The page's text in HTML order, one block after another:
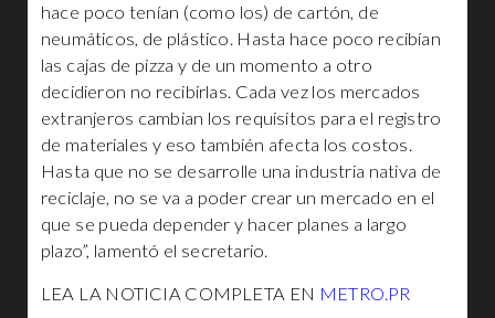
hace poco tenían (como los) de cartón, de
neumáticos, de plástico. Hasta hace poco recibían
las cajas de pizza y de un momento a otro
decidieron no recibirlas. Cada vez los mercados
extranjeros cambian los requisitos para el registro
de materiales y eso también afecta los costos.
Hasta que no se desarrolle una industria nativa de
reciclaje, no se va a poder crear un mercado en el
que se pueda depender y hacer planes a largo
plazo”, lamentó el secretario.
LEA LA NOTICIA COMPLETA EN METRO.PR